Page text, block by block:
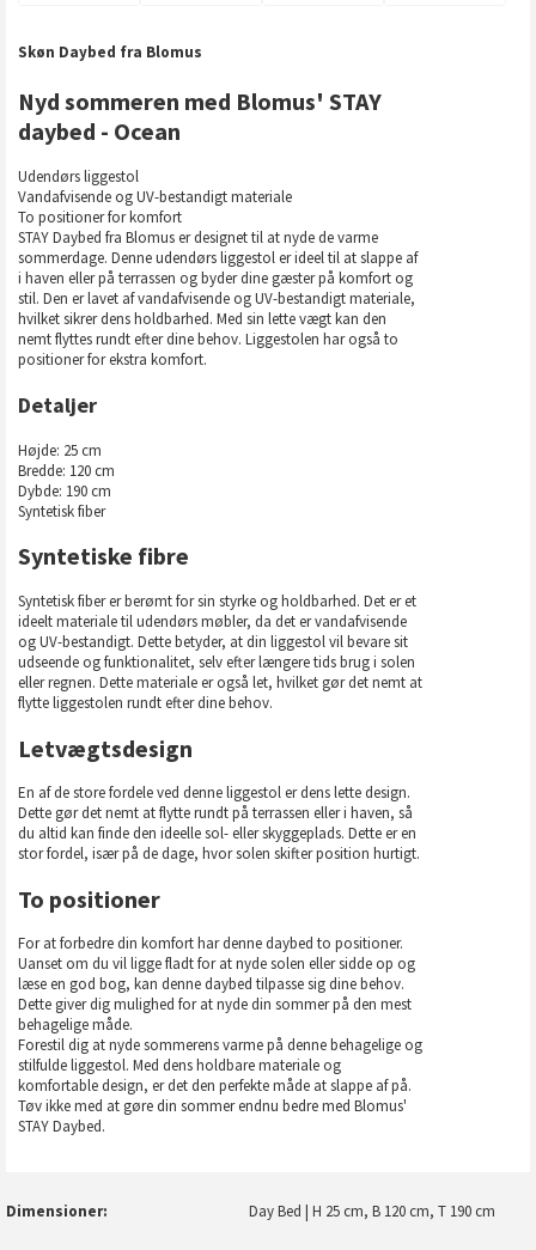
Skøn Daybed fra Blomus
Nyd sommeren med Blomus' STAY
daybed - Ocean
Udendørs liggestol
Vandafvisende og UV-bestandigt materiale
To positioner for komfort
STAY Daybed fra Blomus er designet til at nyde de varme
sommerdage. Denne udendørs liggestol er ideel til at slappe af
i haven eller på terrassen og byder dine gæster på komfort og
stil. Den er lavet af vandafvisende og UV-bestandigt materiale,
hvilket sikrer dens holdbarhed. Med sin lette vægt kan den
nemt flyttes rundt efter dine behov. Liggestolen har også to
positioner for ekstra komfort.
Detaljer
Højde: 25 cm
Bredde: 120 cm
Dybde: 190 cm
Syntetisk fiber
Syntetiske fibre
Syntetisk fiber er berømt for sin styrke og holdbarhed. Det er et
ideelt materiale til udendørs møbler, da det er vandafvisende
og UV-bestandigt. Dette betyder, at din liggestol vil bevare sit
udseende og funktionalitet, selv efter længere tids brug i solen
eller regnen. Dette materiale er også let, hvilket gør det nemt at
flytte liggestolen rundt efter dine behov.
Letvægtsdesign
En af de store fordele ved denne liggestol er dens lette design.
Dette gør det nemt at flytte rundt på terrassen eller i haven, så
du altid kan finde den ideelle sol- eller skyggeplads. Dette er en
stor fordel, især på de dage, hvor solen skifter position hurtigt.
To positioner
For at forbedre din komfort har denne daybed to positioner.
Uanset om du vil ligge fladt for at nyde solen eller sidde op og
læse en god bog, kan denne daybed tilpasse sig dine behov.
Dette giver dig mulighed for at nyde din sommer på den mest
behagelige måde.
Forestil dig at nyde sommerens varme på denne behagelige og
stilfulde liggestol. Med dens holdbare materiale og
komfortable design, er det den perfekte måde at slappe af på.
Tøv ikke med at gøre din sommer endnu bedre med Blomus'
STAY Daybed.
Dimensioner Day Bed | H 25 cm, B 120 cm, T 190 cm